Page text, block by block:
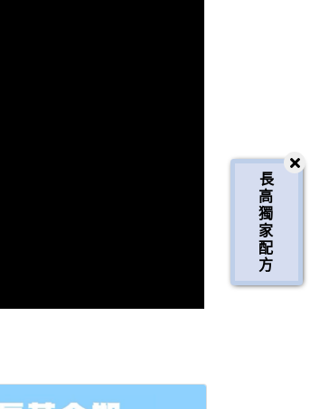
長
高
獨
家
配
方